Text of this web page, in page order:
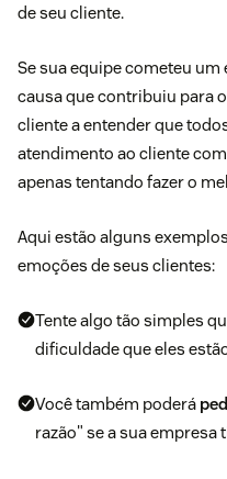
de seu cliente.
Se sua equipe cometeu
causa que contribuiu para
cliente a entender que
atendimento ao cliente
apenas tentando fazer o
Aqui estão alguns
emoções de seus clientes:
Tente algo tão simples
dificuldade que eles
Você também poderá
razão" se a sua